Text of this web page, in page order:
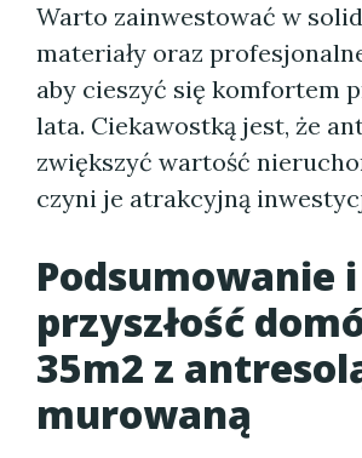
Warto zainwestować w
materiały oraz
aby cieszyć się komfortem
lata. Ciekawostką jest, że
zwiększyć wartość
czyni je atrakcyjną
Podsumowanie i
przyszłość
35m2 z
murowaną